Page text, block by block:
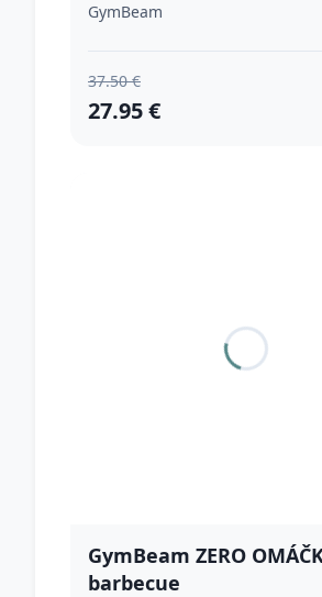
GymBeam
37.50 €
27.95 €
GymBeam ZERO
barbecue